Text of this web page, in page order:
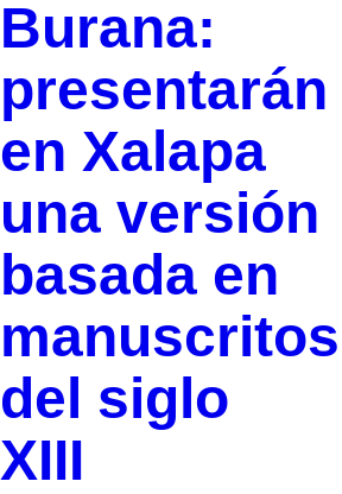
Burana:
presentarán
en Xalapa
una versión
basada en
manuscritos
del siglo
XIII